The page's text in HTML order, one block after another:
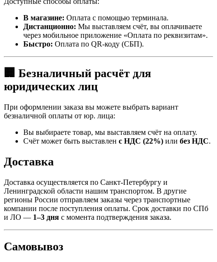
В магазине: Оплата с помощью терминала.
Дистанционно: Мы выставляем счёт, вы оплачиваете
через мобильное приложение «Оплата по реквизитам».
Быстро: Оплата по QR-коду (СБП).
🏢 Безналичный расчёт для
юридических лиц
При оформлении заказа вы можете выбрать вариант
безналичной оплаты от юр. лица:
Вы выбираете товар, мы выставляем счёт на оплату.
Счёт может быть выставлен с НДС (22%) или без НДС.
Доставка
Доставка осуществляется по Санкт-Петербургу и
Ленинградской области нашим транспортом. В другие
регионы России отправляем заказы через транспортные
компании после поступления оплаты. Срок доставки по СПб
и ЛО — 1–3 дня с момента подтверждения заказа.
Самовывоз